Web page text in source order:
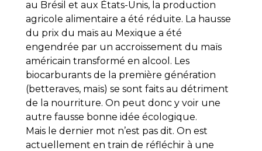
au Brésil et aux États-Unis, la production
agricole alimentaire a été réduite. La hausse
du prix du maïs au Mexique a été
engendrée par un accroissement du maïs
américain transformé en alcool. Les
biocarburants de la première génération
(betteraves, maïs) se sont faits au détriment
de la nourriture. On peut donc y voir une
autre fausse bonne idée écologique.
Mais le dernier mot n’est pas dit. On est
actuellement en train de réfléchir à une